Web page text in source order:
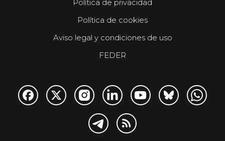
Política de privacidad
Política de cookies
Aviso legal y condiciones de uso
FEDER